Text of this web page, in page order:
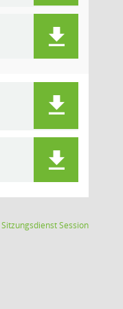
SitzungsdienstSession(Wird in